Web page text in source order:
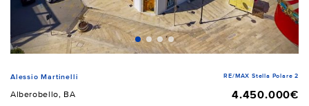
Alessio Martinelli RE/MAX Stella Polare 2
Alberobello, BA
4.450.000€